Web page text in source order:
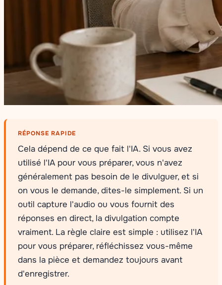
RÉPONSE RAPIDE
Cela dépend de ce que fait l'IA. Si vous avez
utilisé l'IA pour vous préparer, vous n'avez
généralement pas besoin de le divulguer, et si
on vous le demande, dites-le simplement. Si un
outil capture l'audio ou vous fournit des
réponses en direct, la divulgation compte
vraiment. La règle claire est simple : utilisez l'IA
pour vous préparer, réfléchissez vous-même
dans la pièce et demandez toujours avant
d'enregistrer.